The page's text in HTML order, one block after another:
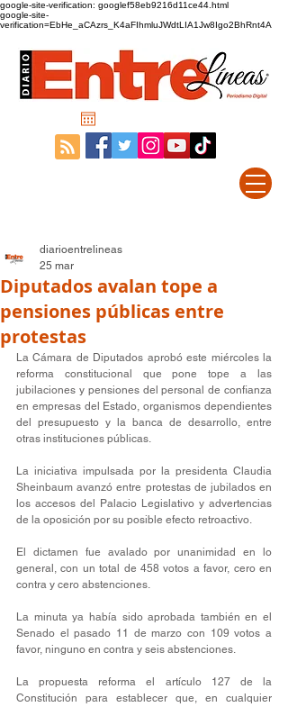
google-site-verification: googlef58eb9216d11ce44.html
google-site-
verification=EbHe_aCAzrs_K4aFIhmluJWdtLIA1Jw8Igo2BhRnt4A
Diputados avalan tope a
pensiones públicas entre
protestas
diarioentrelineas
25 mar
La Cámara de Diputados aprobó este miércoles la
reforma constitucional que pone tope a las
jubilaciones y pensiones del personal de confianza
en empresas del Estado, organismos dependientes
del presupuesto y la banca de desarrollo, entre
otras instituciones públicas.
La iniciativa impulsada por la presidenta Claudia
Sheinbaum avanzó entre protestas de jubilados en
los accesos del Palacio Legislativo y advertencias
de la oposición por su posible efecto retroactivo.
El dictamen fue avalado por unanimidad en lo
general, con un total de 458 votos a favor, cero en
contra y cero abstenciones.
La minuta ya había sido aprobada también en el
Senado el pasado 11 de marzo con 109 votos a
favor, ninguno en contra y seis abstenciones.
La propuesta reforma el artículo 127 de la
Constitución para establecer que, en cualquier